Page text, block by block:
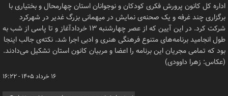
اداره کل کانون پرورش فکری کودکان و نوجوانان استان چهارمحال و بختیاری با
برگزاری چند غرفه و یک صحنه‌ی نمایش در میهمانی بزرگ غدیر در شهرکرد
شرکت کرد. در این آیین که از عصر چهارشنبه ۱۳ خردادآغاز و تا پاسی از شب به
طول انجامید برنامه‌های متنوع فرهنگی هنری و ادبی اجرا شد. نکته‌ی جالب اینجا
بود که تمامی مجریان این برنامه را اعضا و مربیان کانون استان تشکیل می‌دادند.
(عکاس: زهرا داوودی)
۱۶ خرداد ۱۴۰۵ - ۱۶:۲۲